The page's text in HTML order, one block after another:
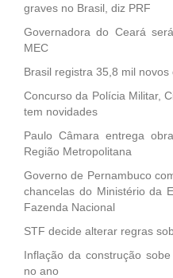
graves no Brasil, diz PRF
Governadora do Ceará
MEC
Brasil registra 35,8 mil
Concurso da Polícia Militar,
tem novidades
Paulo Câmara entrega
Região Metropolitana
Governo de Pernambuco
chancelas do Ministério da
Fazenda Nacional
STF decide alterar regras
Inflação da construção
no ano